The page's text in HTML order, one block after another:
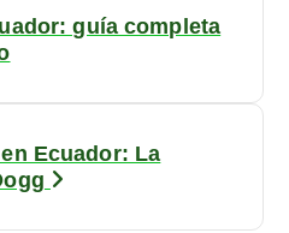
guía completa
Ecuador: La